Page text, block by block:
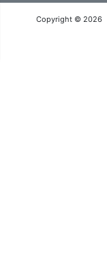
Copyright © 2026